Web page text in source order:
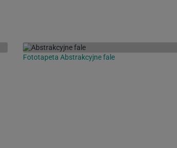
Fototapeta Abstrakcyjne fale